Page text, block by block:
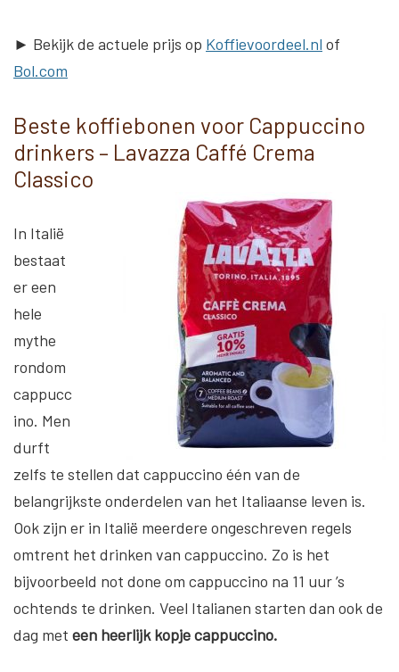
► Bekijk de actuele prijs op Koffievoordeel.nl of
Bol.com
Beste koffiebonen voor Cappuccino
drinkers – Lavazza Caffé Crema
Classico
In Italië
bestaat
er een
hele
mythe
rondom
cappucc
ino. Men
durft
zelfs te stellen dat cappuccino één van de
belangrijkste onderdelen van het Italiaanse leven is.
Ook zijn er in Italië meerdere ongeschreven regels
omtrent het drinken van cappuccino. Zo is het
bijvoorbeeld not done om cappuccino na 11 uur ’s
ochtends te drinken. Veel Italianen starten dan ook de
dag met een heerlijk kopje cappuccino.